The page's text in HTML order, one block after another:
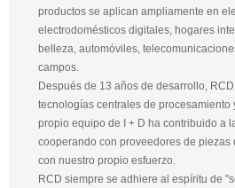
productos se aplican ampliamente en
electrodomésticos digitales, hogares
belleza, automóviles,
campos.
Después de 13 años de desarrollo,
tecnologías centrales de procesamiento
propio equipo de I + D ha contribuido a
cooperando con proveedores de piezas
con nuestro propio esfuerzo.
RCD siempre se adhiere al espíritu de